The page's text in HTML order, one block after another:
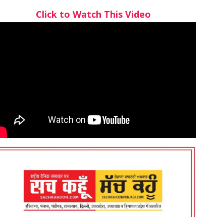
Click to Watch This Video